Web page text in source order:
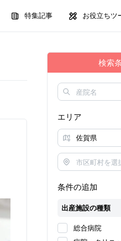
特集記事 お役立ちツ
検索
エリア
条件の追加
出産施設の種類
総合病院